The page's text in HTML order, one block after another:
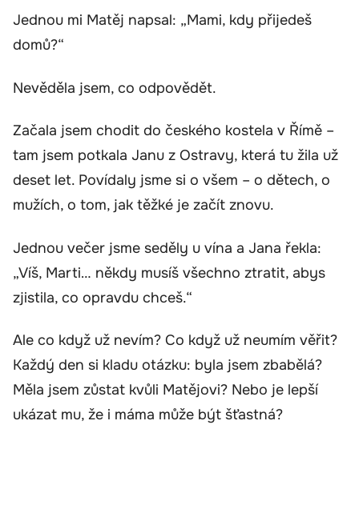
Jednou mi Matěj napsal: „Mami, kdy přijedeš
domů?“
Nevěděla jsem, co odpovědět.
Začala jsem chodit do českého kostela v Římě –
tam jsem potkala Janu z Ostravy, která tu žila už
deset let. Povídaly jsme si o všem – o dětech, o
mužích, o tom, jak těžké je začít znovu.
Jednou večer jsme seděly u vína a Jana řekla:
„Víš, Marti… někdy musíš všechno ztratit, abys
zjistila, co opravdu chceš.“
Ale co když už nevím? Co když už neumím věřit?
Každý den si kladu otázku: byla jsem zbabělá?
Měla jsem zůstat kvůli Matějovi? Nebo je lepší
ukázat mu, že i máma může být šťastná?